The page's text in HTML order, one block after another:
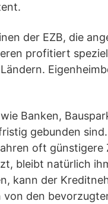
der EZB, die
profitiert
Banken,
gebunden sind.
oft günstigere
bleibt natürlich
kann der
von den